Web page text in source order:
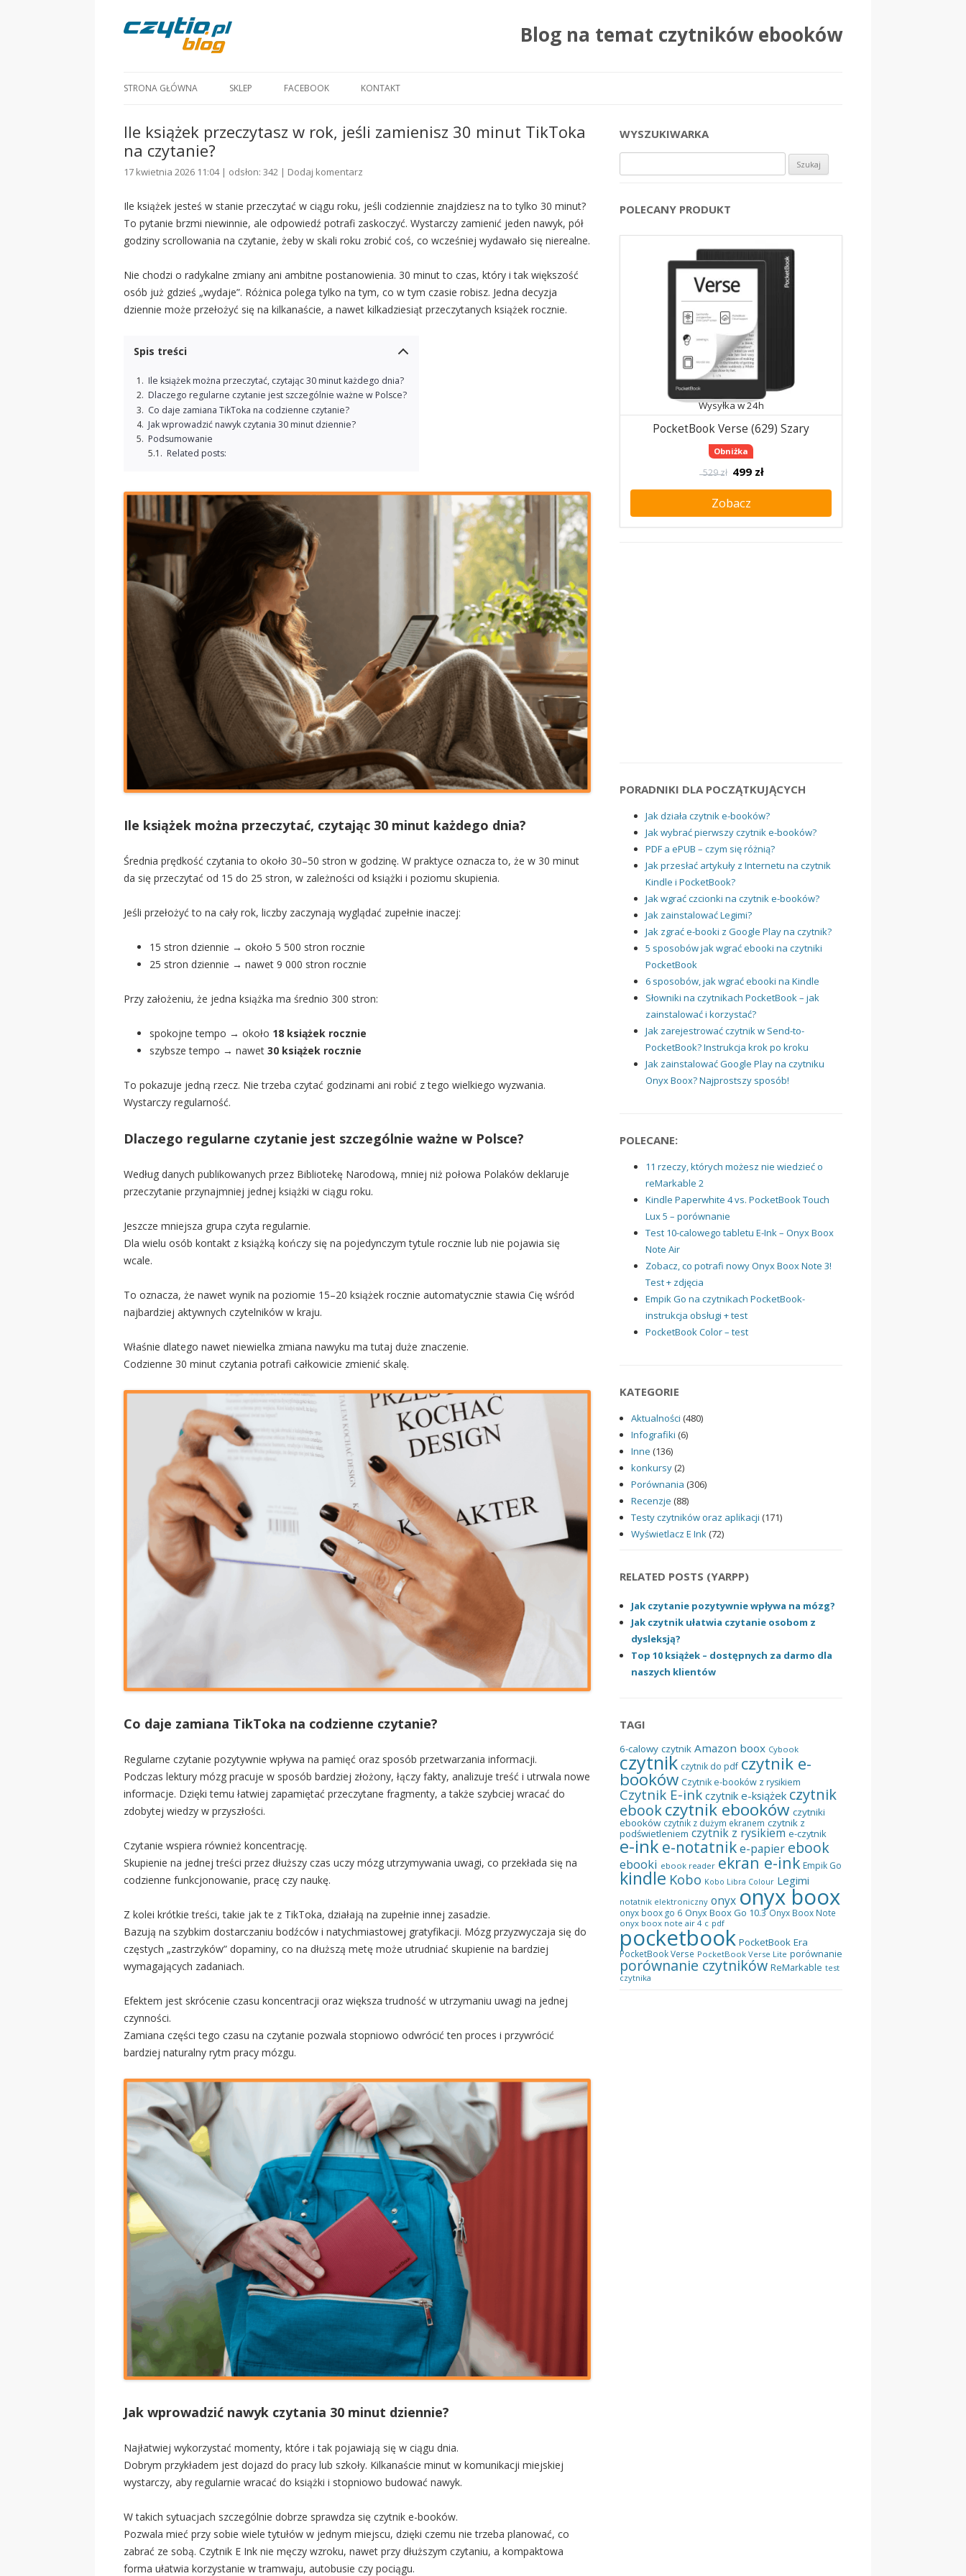
Blog na temat czytników ebooków
STRONA GŁÓWNA SKLEP FACEBOOK KONTAKT
Ile książek przeczytasz w rok, jeśli zamienisz 30 minut TikToka
na czytanie?
17 kwietnia 2026 11:04 | odsłon: 342 | Dodaj komentarz
Ile książek jesteś w stanie przeczytać w ciągu roku, jeśli codziennie znajdziesz na to tylko 30 minut?
To pytanie brzmi niewinnie, ale odpowiedź potrafi zaskoczyć. Wystarczy zamienić jeden nawyk, pół
godziny scrollowania na czytanie, żeby w skali roku zrobić coś, co wcześniej wydawało się nierealne.
Nie chodzi o radykalne zmiany ani ambitne postanowienia. 30 minut to czas, który i tak większość
osób już gdzieś „wydaje”. Różnica polega tylko na tym, co w tym czasie robisz. Jedna decyzja
dziennie może przełożyć się na kilkanaście, a nawet kilkadziesiąt przeczytanych książek rocznie.
Spis treści
Ile książek można przeczytać, czytając 30 minut każdego dnia?
Dlaczego regularne czytanie jest szczególnie ważne w Polsce?
Co daje zamiana TikToka na codzienne czytanie?
Jak wprowadzić nawyk czytania 30 minut dziennie?
Podsumowanie
Related posts:
Ile książek można przeczytać, czytając 30 minut każdego dnia?
Średnia prędkość czytania to około 30–50 stron w godzinę. W praktyce oznacza to, że w 30 minut
da się przeczytać od 15 do 25 stron, w zależności od książki i poziomu skupienia.
Jeśli przełożyć to na cały rok, liczby zaczynają wyglądać zupełnie inaczej:
15 stron dziennie → około 5 500 stron rocznie
25 stron dziennie → nawet 9 000 stron rocznie
Przy założeniu, że jedna książka ma średnio 300 stron:
spokojne tempo → około 18 książek rocznie
szybsze tempo → nawet 30 książek rocznie
To pokazuje jedną rzecz. Nie trzeba czytać godzinami ani robić z tego wielkiego wyzwania.
Wystarczy regularność.
Dlaczego regularne czytanie jest szczególnie ważne w Polsce?
Według danych publikowanych przez Bibliotekę Narodową, mniej niż połowa Polaków deklaruje
przeczytanie przynajmniej jednej książki w ciągu roku.
Jeszcze mniejsza grupa czyta regularnie.
Dla wielu osób kontakt z książką kończy się na pojedynczym tytule rocznie lub nie pojawia się
wcale.
To oznacza, że nawet wynik na poziomie 15–20 książek rocznie automatycznie stawia Cię wśród
najbardziej aktywnych czytelników w kraju.
Właśnie dlatego nawet niewielka zmiana nawyku ma tutaj duże znaczenie.
Codzienne 30 minut czytania potrafi całkowicie zmienić skalę.
Co daje zamiana TikToka na codzienne czytanie?
Regularne czytanie pozytywnie wpływa na pamięć oraz sposób przetwarzania informacji.
Podczas lektury mózg pracuje w sposób bardziej złożony, łączy fakty, analizuje treść i utrwala nowe
informacje. Dzięki temu łatwiej zapamiętać przeczytane fragmenty, a także szybciej wracać do
zdobytej wiedzy w przyszłości.
Czytanie wspiera również koncentrację.
Skupienie na jednej treści przez dłuższy czas uczy mózg utrzymywania uwagi, co przekłada się na
codzienne funkcjonowanie, pracę czy naukę.
Z kolei krótkie treści, takie jak te z TikToka, działają na zupełnie innej zasadzie.
Bazują na szybkim dostarczaniu bodźców i natychmiastowej gratyfikacji. Mózg przyzwyczaja się do
częstych „zastrzyków” dopaminy, co na dłuższą metę może utrudniać skupienie na bardziej
wymagających zadaniach.
Efektem jest skrócenie czasu koncentracji oraz większa trudność w utrzymaniu uwagi na jednej
czynności.
Zamiana części tego czasu na czytanie pozwala stopniowo odwrócić ten proces i przywrócić
bardziej naturalny rytm pracy mózgu.
Jak wprowadzić nawyk czytania 30 minut dziennie?
Najłatwiej wykorzystać momenty, które i tak pojawiają się w ciągu dnia.
Dobrym przykładem jest dojazd do pracy lub szkoły. Kilkanaście minut w komunikacji miejskiej
wystarczy, aby regularnie wracać do książki i stopniowo budować nawyk.
W takich sytuacjach szczególnie dobrze sprawdza się czytnik e-booków.
Pozwala mieć przy sobie wiele tytułów w jednym miejscu, dzięki czemu nie trzeba planować, co
zabrać ze sobą. Czytnik E Ink nie męczy wzroku, nawet przy dłuższym czytaniu, a kompaktowa
forma ułatwia korzystanie w tramwaju, autobusie czy pociągu.
WYSZUKIWARKA
POLECANY PRODUKT
Wysyłka w 24h
PocketBook Verse (629) Szary
Obniżka
529 zł 499 zł
Zobacz
PORADNIKI DLA POCZĄTKUJĄCYCH
Jak działa czytnik e-booków?
Jak wybrać pierwszy czytnik e-booków?
PDF a ePUB – czym się różnią?
Jak przesłać artykuły z Internetu na czytnik
Kindle i PocketBook?
Jak wgrać czcionki na czytnik e-booków?
Jak zainstalować Legimi?
Jak zgrać e-booki z Google Play na czytnik?
5 sposobów jak wgrać ebooki na czytniki
PocketBook
6 sposobów, jak wgrać ebooki na Kindle
Słowniki na czytnikach PocketBook – jak
zainstalować i korzystać?
Jak zarejestrować czytnik w Send-to-
PocketBook? Instrukcja krok po kroku
Jak zainstalować Google Play na czytniku
Onyx Boox? Najprostszy sposób!
POLECANE:
11 rzeczy, których możesz nie wiedzieć o
reMarkable 2
Kindle Paperwhite 4 vs. PocketBook Touch
Lux 5 – porównanie
Test 10-calowego tabletu E-Ink – Onyx Boox
Note Air
Zobacz, co potrafi nowy Onyx Boox Note 3!
Test + zdjęcia
Empik Go na czytnikach PocketBook-
instrukcja obsługi + test
PocketBook Color – test
KATEGORIE
Aktualności (480)
Infografiki (6)
Inne (136)
konkursy(2)
Porównania (306)
Recenzje (88)
Testy czytników oraz aplikacji (171)
Wyświetlacz E Ink(72)
RELATED POSTS (YARPP)
Jak czytanie pozytywnie wpływa na mózg?
Jak czytnik ułatwia czytanie osobom z
dysleksją?
Top 10 książek – dostępnych za darmo dla
naszych klientów
TAGI
6-calowy czytnik Amazon boox Cybook
czytnik czytnik do pdf czytnik e-
booków Czytnik e-booków z rysikiem
Czytnik E-ink czytnik e-książek czytnik
ebookczytnik ebooków czytniki
ebooków czytnik z dużym ekranem czytnik z
podświetleniem czytnik z rysikiem e-czytnik
e-ink e-notatnike-papier ebook
ebooki ebook reader ekran e-ink Empik Go
kindle Kobo Kobo Libra Colour Legimi
notatnik elektroniczny onyx onyx boox
onyx boox go 6 Onyx Boox Go 10.3 Onyx Boox Note
onyx boox note air 4 c pdf
pocketbook PocketBook Era
PocketBook Verse PocketBook Verse Lite porównanie
porównanie czytników ReMarkable test
czytnika